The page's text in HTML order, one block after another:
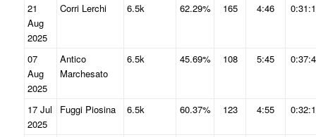
21
Aug
2025
Corri Lerchi 6.5k 62.29% 165 4:46
07
Aug
2025
Antico
Marchesato
6.5k 45.69% 108 5:45
17 Jul
2025
Fuggi Piosina 6.5k 60.37% 123 4:55